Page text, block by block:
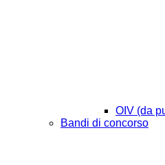
OIV (da
Bandi di concorso